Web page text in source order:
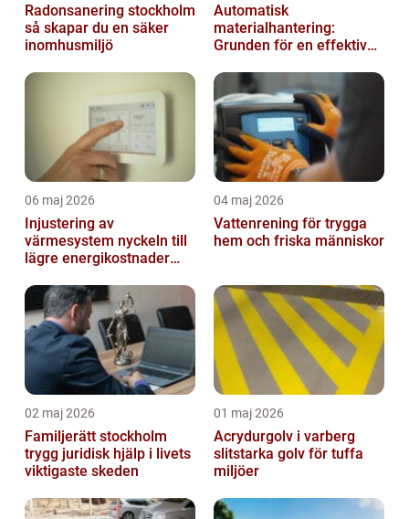
Radonsanering stockholm
så skapar du en säker
inomhusmiljö
Automatisk
materialhantering:
Grunden för en effektiv
06 maj 2026
Injustering av
värmesystem nyckeln till
lägre energikostnader
inomhusklimat
04 maj 2026
Vattenrening för trygga
hem och friska människor
02 maj 2026
Familjerätt stockholm
trygg juridisk hjälp i livets
viktigaste skeden
01 maj 2026
Acrydurgolv i varberg
slitstarka golv för tuffa
miljöer